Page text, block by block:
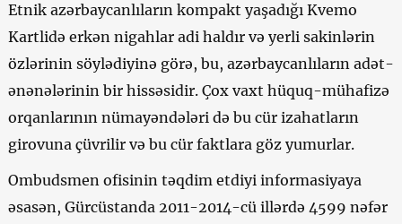
Etnik azərbaycanlıların kompakt yaşadığı Kvemo
Kartlidə erkən nigahlar adi haldır və yerli sakinlərin
özlərinin söylədiyinə görə, bu, azərbaycanlıların adət-
ənənələrinin bir hissəsidir. Çox vaxt hüquq-mühafizə
orqanlarının nümayəndələri də bu cür izahatların
girovuna çüvrilir və bu cür faktlara göz yumurlar.
Ombudsmen ofisinin təqdim etdiyi informasiyaya
əsasən, Gürcüstanda 2011-2014-cü illərdə 4599 nəfər